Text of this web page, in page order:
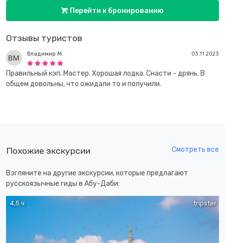
Отзывы туристов
03.11.2023
Владимир М.
Правильный кэп. Мастер. Хорошая лодка. Снасти - дрянь. В
общем довольны, что ожидали то и получили.
Перейти к бронированию
Похожие экскурсии Смотреть все
Взгляните на другие экскурсии, которые предлагают
русскоязычные гиды в Абу-Даби:
tripster
4,5 ч